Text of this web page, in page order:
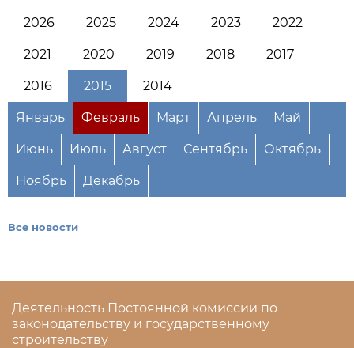
2026 2025 2024 2023 2022
2021 2020 2019 2018 2017
2016 2015 2014
Январь Февраль Март Апрель Май
Июнь Июль Август Сентябрь Октябрь
Ноябрь Декабрь
Все новости
Деятельность Постоянной комиссии по
законодательству и государственному
строительству